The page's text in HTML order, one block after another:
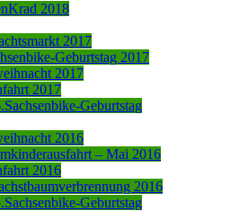
2018
2017
Geburtstag 2017
2017
2017
Geburtstag
2016
– Mai 2016
2016
2016
Geburtstag